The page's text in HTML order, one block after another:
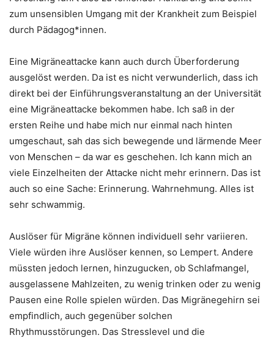
zum unsensiblen Umgang mit der Krankheit zum Beispiel
durch Pädagog*innen.
Eine Migräneattacke kann auch durch Überforderung
ausgelöst werden. Da ist es nicht verwunderlich, dass ich
direkt bei der Einführungsveranstaltung an der Universität
eine Migräneattacke bekommen habe. Ich saß in der
ersten Reihe und habe mich nur einmal nach hinten
umgeschaut, sah das sich bewegende und lärmende Meer
von Menschen – da war es geschehen. Ich kann mich an
viele Einzelheiten der Attacke nicht mehr erinnern. Das ist
auch so eine Sache: Erinnerung. Wahrnehmung. Alles ist
sehr schwammig.
Auslöser für Migräne können individuell sehr variieren.
Viele würden ihre Auslöser kennen, so Lempert. Andere
müssten jedoch lernen, hinzugucken, ob Schlafmangel,
ausgelassene Mahlzeiten, zu wenig trinken oder zu wenig
Pausen eine Rolle spielen würden. Das Migränegehirn sei
empfindlich, auch gegenüber solchen
Rhythmusstörungen. Das Stresslevel und die